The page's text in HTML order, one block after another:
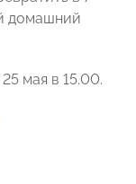
домашний
мая в 15.00.